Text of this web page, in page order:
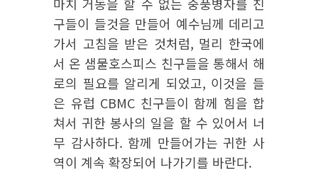
구들이 들것을 만들어 예수님께 데리고
가서 고침을 받은 것처럼, 멀리 한국에
서 온 샘물호스피스 친구들을 통해서 해
로의 필요를 알리게 되었고, 이것을 들
은 유럽 CBMC 친구들이 함께 힘을 합
쳐서 귀한 봉사의 일을 할 수 있어서 너
무 감사하다. 함께 만들어가는 귀한 사
역이 계속 확장되어 나가기를 바란다.